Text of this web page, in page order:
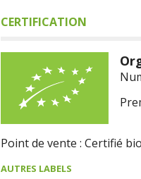
CERTIFICATION
Point de vente : Certifié bio
AUTRES LABELS